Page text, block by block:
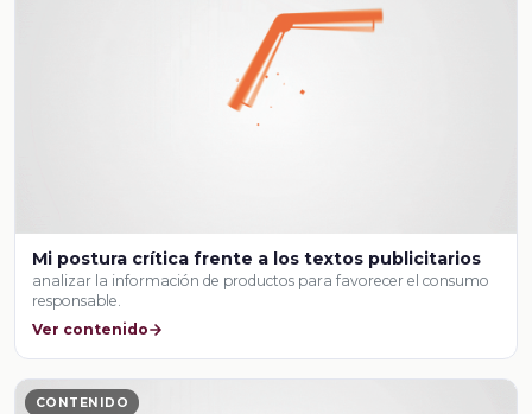
Mi postura crítica frente a los textos publicitarios
analizar la información de productos para favorecer el consumo
responsable.
Ver contenido
CONTENIDO